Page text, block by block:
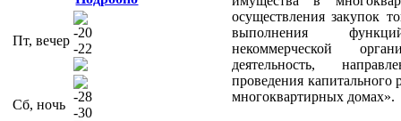
Пт, вечер
-20
-22
Сб, ночь
-28
-30
осуществления закупок
выполнения
некоммерческой
деятельность,
проведения
многоквартирных домах».